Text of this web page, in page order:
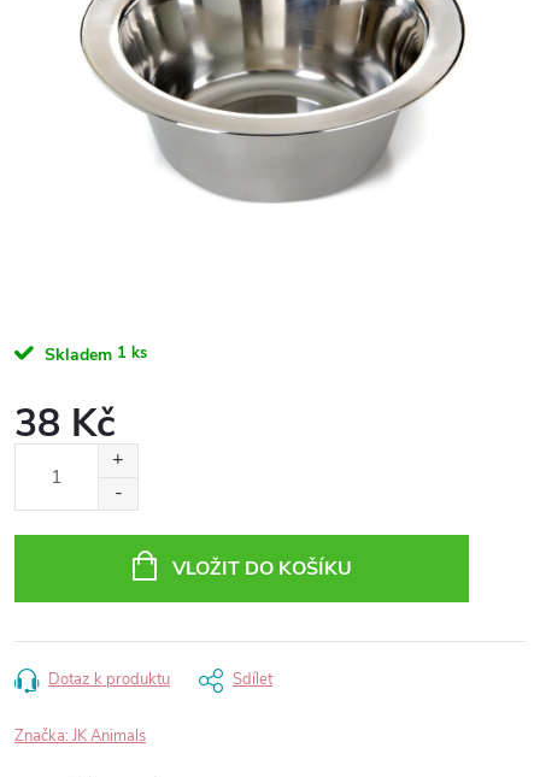
Skladem 1 ks
38 Kč
VLOŽIT DO KOŠÍKU
Dotaz k produktu Sdílet
Značka: JK Animals